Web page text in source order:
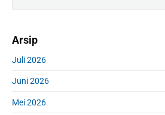
a
y
S
d
c
h
o
:
Arsip
Juli 2026
Juni 2026
Mei 2026